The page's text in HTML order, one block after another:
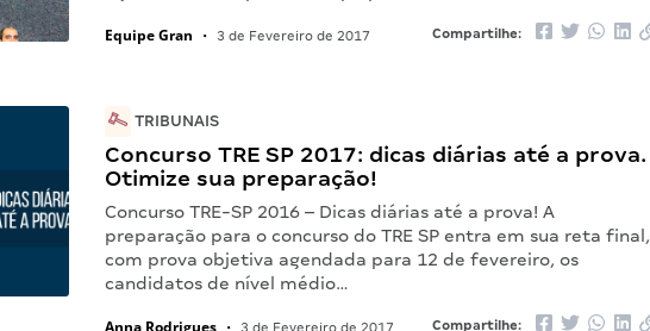
Equipe Gran • 3 de Fevereiro de 2017 Compartilhe:
TRIBUNAIS
Concurso TRE SP 2017: dicas diárias até a prova.
Otimize sua preparação!
Concurso TRE-SP 2016 – Dicas diárias até a prova! A
preparação para o concurso do TRE SP entra em sua reta final,
com prova objetiva agendada para 12 de fevereiro, os
candidatos de nível médio…
Anna Rodrigues • 3 de Fevereiro de 2017 Compartilhe: